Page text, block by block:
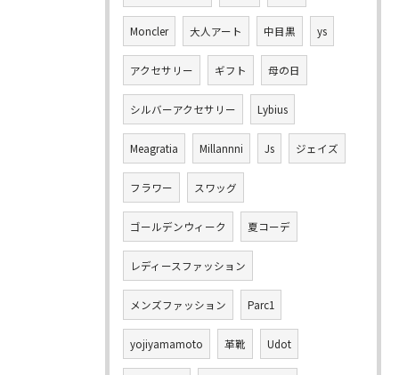
Moncler 大人アート 中目黒 ys
アクセサリー ギフト 母の日
シルバーアクセサリー Lybius
Meagratia Millannni Js ジェイズ
フラワー スワッグ
ゴールデンウィーク 夏コーデ
レディースファッション
メンズファッション Parc1
yojiyamamoto 革靴 Udot